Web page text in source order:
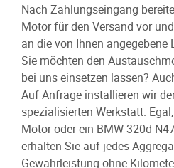
Nach Zahlungseingang
Motor für den Versand vor
an die von Ihnen angegebene
Sie möchten den
bei uns einsetzen lassen?
Auf Anfrage installieren wir
spezialisierten Werkstatt.
Motor oder ein BMW 320d
erhalten Sie auf jedes
Gewährleistung ohne